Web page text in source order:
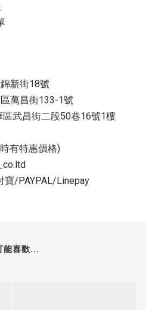
新街18號
萬昌街133-1號
武昌街二段50巷16號1樓
有特惠價格)
/PAYPAL/Linepay
能喜歡...